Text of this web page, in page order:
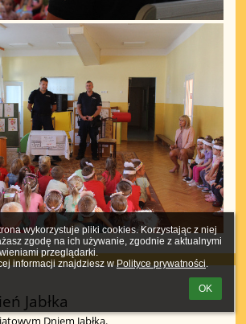
wykorzystuje pliki cookies. Korzystając z niej
zgodę na ich używanie, zgodnie z aktualnymi
przeglądarki.
informacji znajdziesz w Polityce prywatności.
OK
Jabłka
Dniem Jabłka.